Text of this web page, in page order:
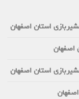
استان اصفهان
اصفهان
استان اصفهان